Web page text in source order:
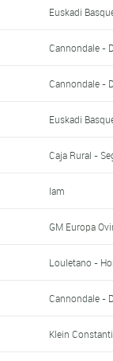
Euskadi
Cannondale -
Cannondale -
Euskadi
Caja Rural -
Iam
GM Europa
Louletano -
Cannondale -
Klein